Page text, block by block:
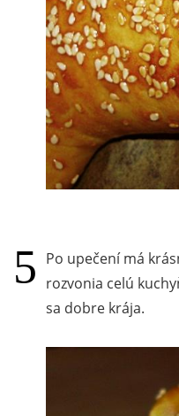
Po upečení má
rozvonia celú
sa dobre krája.